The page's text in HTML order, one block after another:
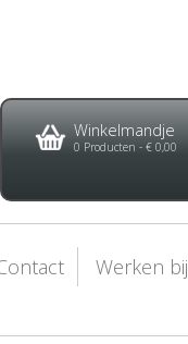
Winkelmandje
0 Producten - € 0,00
Werken bij